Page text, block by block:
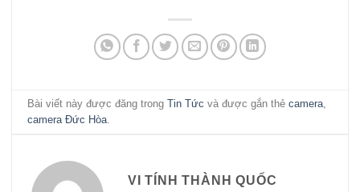
Bài viết này được đăng trongTin Tức và được gắn thẻcamera
camera Đức Hòa
VI TÍNH THÀNH QUỐC